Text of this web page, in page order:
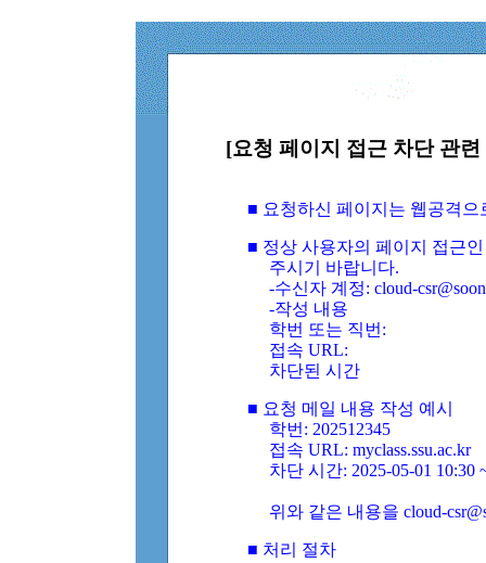
[요청 페이지 접근 차단 관
■ 요청하신 페이지는 웹공격
■ 정상 사용자의 페이지 접근
주시기 바랍니다.
-수신자 계정: cloud-
-작성 내용
학번 또는 직번:
접속 URL:
차단된 시간
■ 요청 메일 내용 작성 예시
학번: 202512345
접속 URL: myclass.ssu.ac.kr
차단 시간: 2025-05-01 10:30
위와 같은 내용을 cloud-
■ 처리 절차